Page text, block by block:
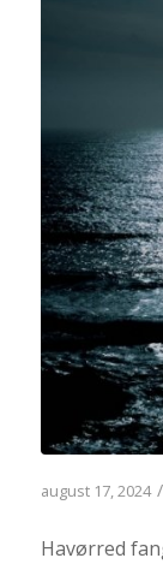
august 17, 2024 /
Havørred